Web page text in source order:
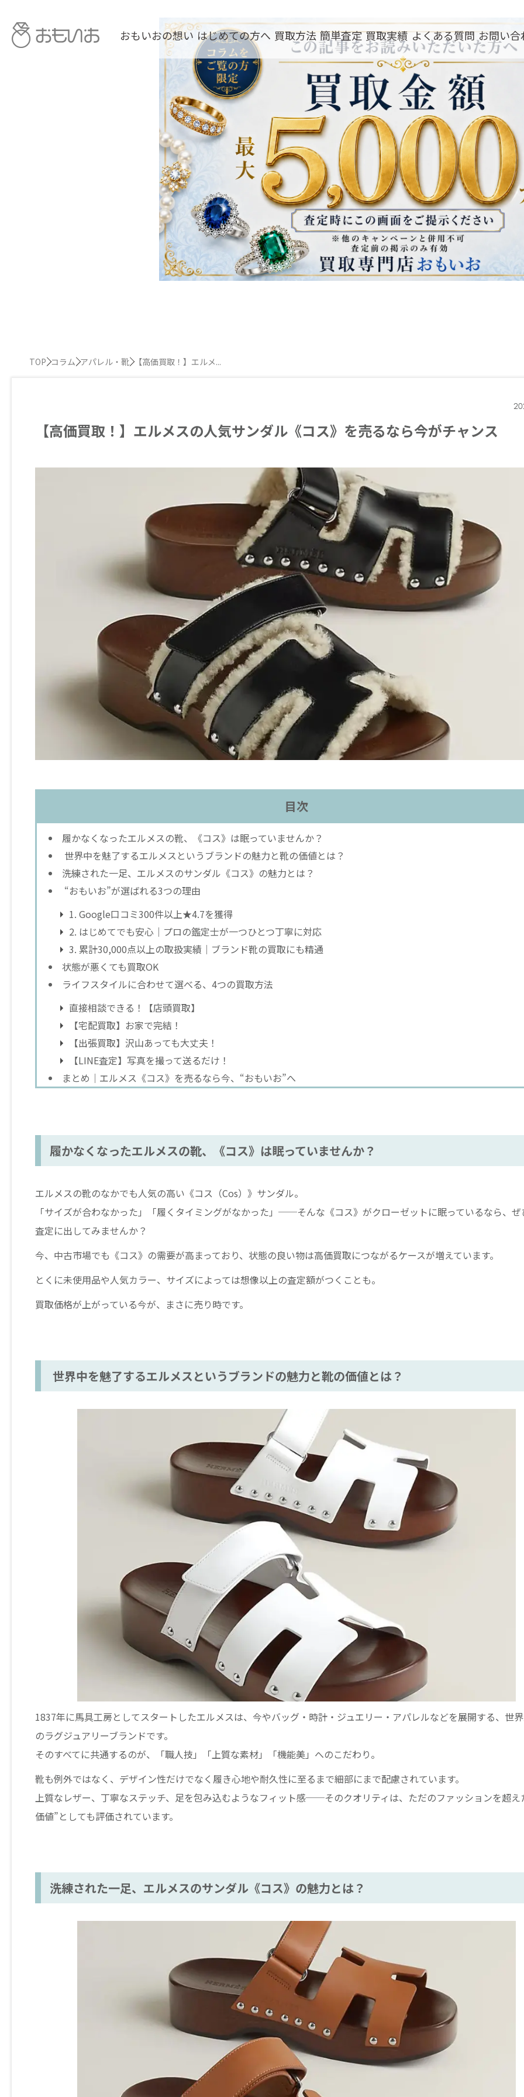
おもいおの想い はじめての方へ 買取方法 簡単査定 買取実績 よくある質問 お問い合
TOP コラム アパレル・靴 【高価買取！】エルメ...
【高価買取！】エルメスの人気サンダル《コス》を売るなら今がチャンス
目次
履かなくなったエルメスの靴、《コス》は眠っていませんか？
世界中を魅了するエルメスというブランドの魅力と靴の価値とは？
洗練された一足、エルメスのサンダル《コス》の魅力とは？
“おもいお”が選ばれる3つの理由
1. Google口コミ300件以上★4.7を獲得
2. はじめてでも安心｜プロの鑑定士が一つひとつ丁寧に対応
3. 累計30,000点以上の取扱実績｜ブランド靴の買取にも精通
状態が悪くても買取OK
ライフスタイルに合わせて選べる、4つの買取方法
直接相談できる！【店頭買取】
【宅配買取】お家で完結！
【出張買取】沢山あっても大丈夫！
【LINE査定】写真を撮って送るだけ！
まとめ｜エルメス《コス》を売るなら今、“おもいお”へ
履かなくなったエルメスの靴、《コス》は眠っていませんか？
エルメスの靴のなかでも人気の高い《コス（Cos）》サンダル。
「サイズが合わなかった」「履くタイミングがなかった」──そんな《コス》がクローゼットに眠っているなら、ぜ
査定に出してみませんか？
今、中古市場でも《コス》の需要が高まっており、状態の良い物は高価買取につながるケースが増えています。
とくに未使用品や人気カラー、サイズによっては想像以上の査定額がつくことも。
買取価格が上がっている今が、まさに売り時です。
世界中を魅了するエルメスというブランドの魅力と靴の価値とは？
1837年に馬具工房としてスタートしたエルメスは、今やバッグ・時計・ジュエリー・アパレルなどを展開する、世
のラグジュアリーブランドです。
そのすべてに共通するのが、「職人技」「上質な素材」「機能美」へのこだわり。
靴も例外ではなく、デザイン性だけでなく履き心地や耐久性に至るまで細部にまで配慮されています。
上質なレザー、丁寧なステッチ、足を包み込むようなフィット感──そのクオリティは、ただのファッションを超え
価値”としても評価されています。
洗練された一足、エルメスのサンダル《コス》の魅力とは？